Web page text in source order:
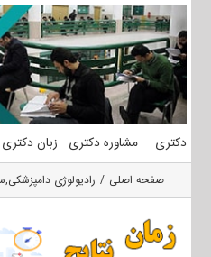
محتوا
دکتری مشاوره دکتری زبان دکتری
صفحه اصلی رادیولوژی دامپزشکی,